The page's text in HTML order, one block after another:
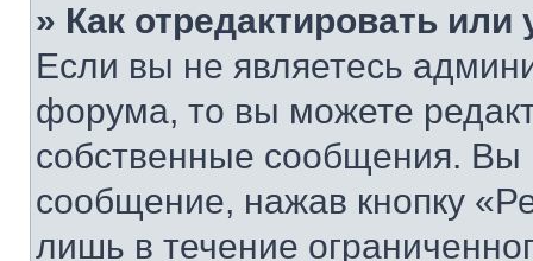
» Как отредактировать
Если вы не являетесь
форума, то вы можете
собственные сообщения. Вы
сообщение, нажав кнопку
лишь в течение